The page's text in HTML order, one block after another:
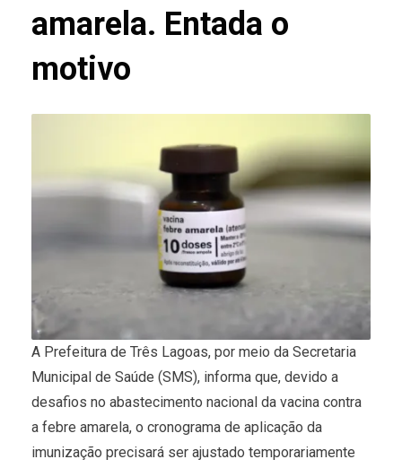
amarela. Entada o
motivo
A Prefeitura de Três Lagoas, por meio da Secretaria
Municipal de Saúde (SMS), informa que, devido a
desafios no abastecimento nacional da vacina contra
a febre amarela, o cronograma de aplicação da
imunização precisará ser ajustado temporariamente